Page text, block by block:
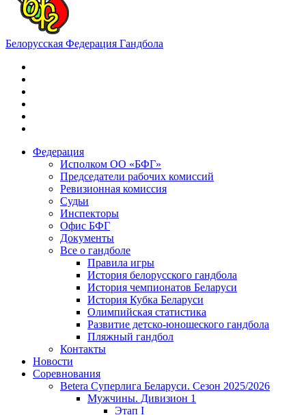
Белорусская Федерация Гандбола
Федерация
Исполком ОО «БФГ»
Председатели рабочих комиссий
Ревизионная комиссия
Судьи
Инспекторы
Офис БФГ
Документы
Все о гандболе
Правила игры
История белорусского гандбола
История чемпионатов Беларуси
История Кубка Беларуси
Олимпийская статистика
Развитие детско-юношеского гандбола
Пляжный гандбол
Контакты
Новости
Соревнования
Betera Суперлига Беларуси. Сезон 2025/2026
Мужчины. Дивизион 1
Этап I